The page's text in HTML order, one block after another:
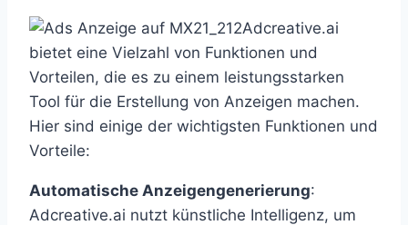
Adcreative.ai
bietet eine Vielzahl von Funktionen und
Vorteilen, die es zu einem leistungsstarken
Tool für die Erstellung von Anzeigen machen.
Hier sind einige der wichtigsten Funktionen und
Vorteile:
Automatische Anzeigengenerierung:
Adcreative.ai nutzt künstliche Intelligenz, um